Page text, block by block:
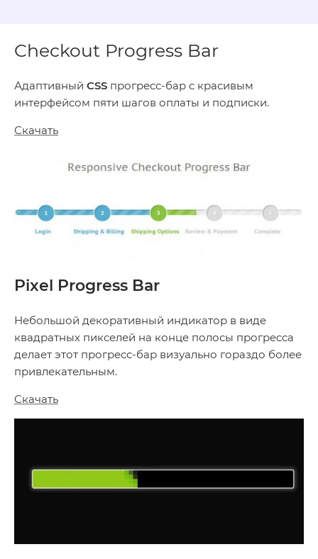
Checkout Progress Bar
Адаптивный CSS прогресс-бар с красивым
интерфейсом пяти шагов оплаты и подписки.
Скачать
Pixel Progress Bar
Небольшой декоративный индикатор в виде
квадратных пикселей на конце полосы прогресса
делает этот прогресс-бар визуально гораздо более
привлекательным.
Скачать